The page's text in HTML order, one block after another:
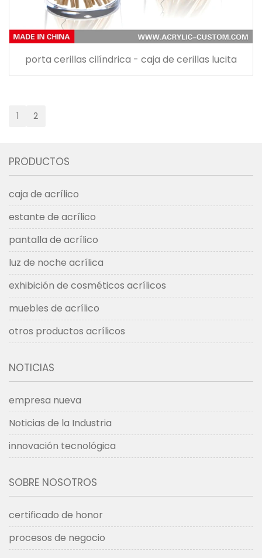
porta cerillas cilíndrica - caja de cerillas lucita
1 2
PRODUCTOS
caja de acrílico
estante de acrílico
pantalla de acrílico
luz de noche acrílica
exhibición de cosméticos acrílicos
muebles de acrílico
otros productos acrílicos
NOTICIAS
empresa nueva
Noticias de la Industria
innovación tecnológica
SOBRE NOSOTROS
certificado de honor
procesos de negocio